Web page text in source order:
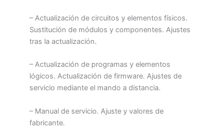
– Actualización de circuitos y elementos físicos.
Sustitución de módulos y componentes. Ajustes
tras la actualización.
– Actualización de programas y elementos
lógicos. Actualización de firmware. Ajustes de
servicio mediante el mando a distancia.
– Manual de servicio. Ajuste y valores de
fabricante.